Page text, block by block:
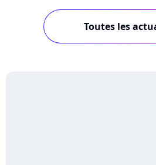
Toutes les